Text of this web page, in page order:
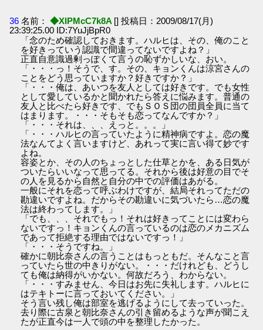
36 名前： ◆XIPMcC7k8A [] 投稿日：2009/08/17(月)
23:39:25.00 ID:7YuJjBpR0
「念のため確認しておきます。ハルヒは、その、俺のこと
を好きっていう認識で間違ってないですよね？」
正直自意識過剰っぽくて言うの恥ずかしいな、おい。
「・・・っ！そうで、す。その、キョンくんは涼宮さんの
ことをどう思っていますか？好きですか？」
「・・・俺は、あいつを友人としては好きです。でも女性
として愛しているかと聞かれたら答えに悩みます。普通の
友人と比べたら好きです、でもＳＯＳ団の団員全員に当て
はまります。・・・そもそも恋ってなんですか？」
「・・・それは、、、えっと。。。」
「・・・ハルヒの言っていたように精神病ですよ。恋の魔
法なんてよく言いますけど、あれって実に言い得て妙です
よね。
容姿とか、その人のちょっとした仕草とかを、ある日気が
ついたらいいなって思ってる。それから後は好意の目でそ
の人を見るから自然と自分の中での評価はあがる。
一般にそれを恋って呼ぶわけですが、結局それってただの
勘違いですよね。だからその勘違いに気づいたら…恋の魔
法は終わってします。」
「でも、、、それでもっ！それは好きってことには変わら
ないですっ！キョンくんの言っているのは恋のメカニズム
であって拒絶する理由ではないですっ！」
「・・・そうですね。」
確かに朝比奈さんの言うことはもっともだ。そんなこと言
っていたら世の中きりがない。・・・だけれども、どうし
ても俺は納得がいかない。何故だろう、わからない。
「・・・すみません、今日はお先に失礼します。ハルヒに
はテキトーに言っておいてください。」
そう言い残し俺は部室を逃げるようにして去っていった。
去り際に古泉と朝比奈さんの引き留めるような声が聞こえ
たが正直今は一人で頭の中を整理したかった。